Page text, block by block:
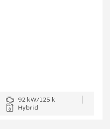
92 kW/125 k
Hybrid